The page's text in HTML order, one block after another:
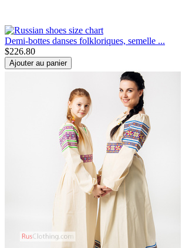
Demi-bottes danses folkloriques, semelle ...
$226.80
Ajouter au panier